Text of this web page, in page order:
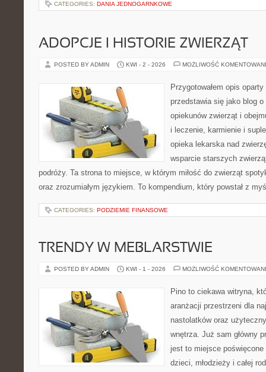
CATEGORIES: DANIA JEDNOGARNKOWE
ADOPCJE I HISTORIE ZWIERZĄT
POSTED BY ADMIN KWI - 2 - 2026 MOŻLIWOŚĆ
Przygotowałem opis
przedstawia się jako blog
opiekunów zwierząt i
i leczenie, karmienie i
opieka lekarska nad
wsparcie starszych
podróży. Ta strona to miejsce, w którym miłość do zwierząt
oraz zrozumiałym językiem. To kompendium, który powstał z
CATEGORIES: PODZIEMIE FINANSOWE
TRENDY W MEBLARSTWIE
POSTED BY ADMIN KWI - 1 - 2026 MOŻLIWOŚĆ
Pino to ciekawa witryna,
aranżacji przestrzeni dla
nastolatków oraz
wnętrza. Już sam główny
jest to miejsce
dzieci, młodzieży i całej